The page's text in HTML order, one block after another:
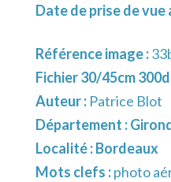
Date de prise de
Référence image :
Fichier 30/45cm
Auteur : Patrice Blot
Département :
Localité :Bordeaux
Mots clefs :photo